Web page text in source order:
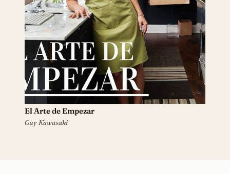
El Arte de Empezar
Guy Kawasaki